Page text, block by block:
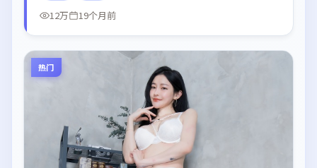
12万
19个月前
热门